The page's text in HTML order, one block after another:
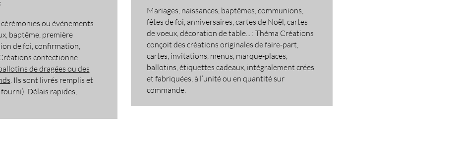
ou événements
baptême, première
de foi, confirmation,
confectionne
de dragées ou des
. Ils sont livrés remplis et
Délais rapides,
Mariages, naissances, baptêmes, communions,
fêtes de foi, anniversaires, cartes de Noël, cartes
de voeux, décoration de table... : Théma Créations
conçoit des créations originales de faire-part,
cartes, invitations, menus, marque-places,
ballotins, étiquettes cadeaux, intégralement crées
et fabriquées, à l’unité ou en quantité sur
commande.